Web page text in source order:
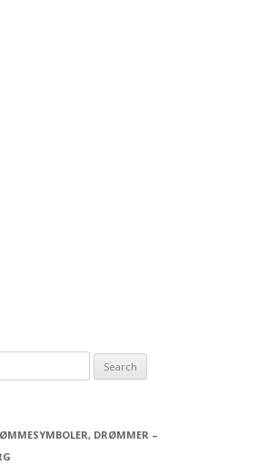
DRØMMER –